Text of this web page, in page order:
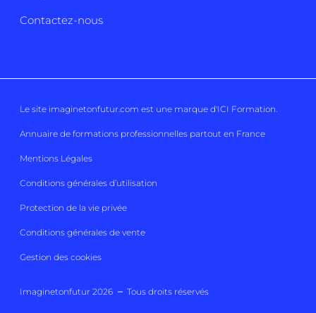
Contactez-nous
Le site imaginetonfutur.com est une marque d'ICI Formation.
Annuaire de formations professionnelles partout en France
Mentions Légales
Conditions générales d’utilisation
Protection de la vie privée
Conditions générales de vente
Gestion des cookies
Imaginetonfutur 2026 Tous droits réservés